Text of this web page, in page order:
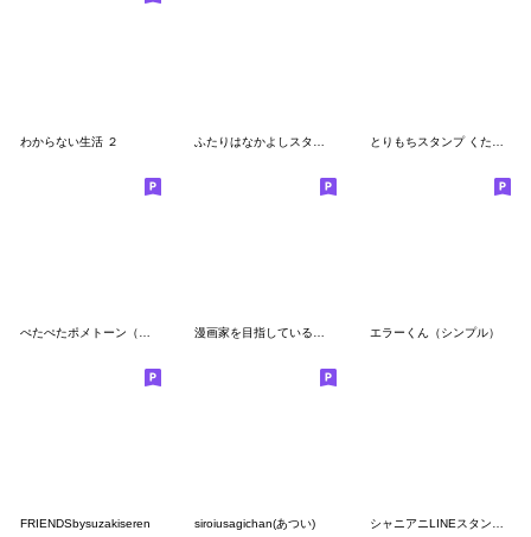
わからない生活 ２
エラーくん（シンプル）
FRIENDSbysuzakiseren siroiusagichan(あつい) シャニアニLINEスタンプvol.1